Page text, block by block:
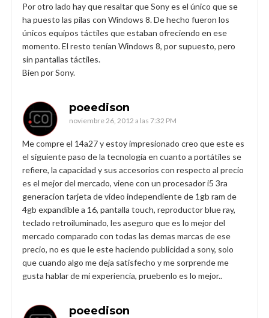
Por otro lado hay que resaltar que Sony es el único que se
ha puesto las pilas con Windows 8. De hecho fueron los
únicos equipos táctiles que estaban ofreciendo en ese
momento. El resto tenían Windows 8, por supuesto, pero
sin pantallas táctiles.
Bien por Sony.
poeedison
noviembre 26, 2012 a las 7:32 PM
Me compre el 14a27 y estoy impresionado creo que este es
el siguiente paso de la tecnología en cuanto a portátiles se
refiere, la capacidad y sus accesorios con respecto al precio
es el mejor del mercado, viene con un procesador i5 3ra
generacion tarjeta de video independiente de 1gb ram de
4gb expandible a 16, pantalla touch, reproductor blue ray,
teclado retroiluminado, les aseguro que es lo mejor del
mercado comparado con todas las demas marcas de ese
precio, no es que le este haciendo publicidad a sony, solo
que cuando algo me deja satisfecho y me sorprende me
gusta hablar de mi experiencia, pruebenlo es lo mejor..
poeedison